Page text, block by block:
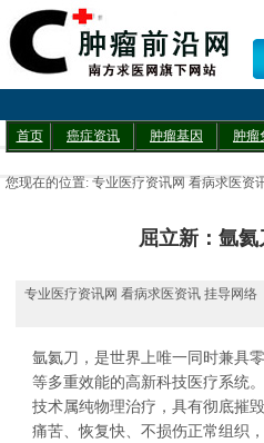
首页 癌症资讯 肿瘤基因 肿瘤
您现在的位置: 专业医疗资讯网 看病求医资
屈立新：氩
专业医疗资讯网 看病求医资讯 挂导网络
氩氦刀，是世界上唯一同时兼具
等多重效能的高新科技医疗系统
技术属纯物理治疗，具有彻底摧
痛苦、恢复快、不损伤正常组织